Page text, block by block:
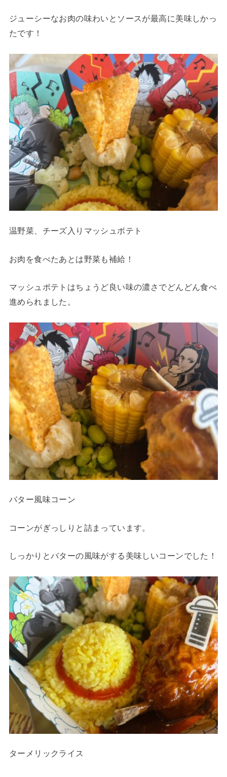
ジューシーなお肉の味わいとソースが最高に美味しかっ
たです！
温野菜、チーズ入りマッシュポテト
お肉を食べたあとは野菜も補給！
マッシュポテトはちょうど良い味の濃さでどんどん食べ
進められました。
バター風味コーン
コーンがぎっしりと詰まっています。
しっかりとバターの風味がする美味しいコーンでした！
ターメリックライス